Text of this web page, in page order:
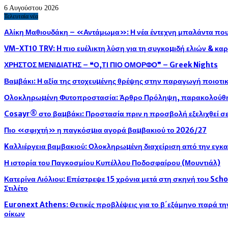
6 Αυγούστου 2026
Τελευταία νέα
Αλίκη Μαθιουδάκη – «Αντάμωμα»: Η νέα έντεχνη μπαλάντα
VM-XT10 TRV: H πιο ευέλικτη λύση για τη συγκοµιδή ελιών &
ΧΡΗΣΤΟΣ ΜΕΝΙΔΙΑΤΗΣ – ❝Ο,ΤΙ ΠΙΟ ΟΜΟΡΦΟ❞ – Greek Nights
Βαµβάκι: Η αξία της στοχευµένης θρέψης στην παραγωγή
Ολοκληρωµένη Φυτοπροστασία: Άρθρο Πρόληψη,
Cosayr® στο βαµβάκι: Προστασία πριν η προσβολή εξελιχθεί
Πιο «σφιχτή» η παγκόσµια αγορά βαµβακιού το 2026/27
Kαλλιέργεια βαμβακιού: Ολοκληρωµένη διαχείριση από την
Η ιστορία του Παγκοσμίου Κυπέλλου Ποδοσφαίρου (Μουντιάλ)
Κατερίνα Λιόλιου: Επέστρεψε 15 χρόνια μετά στη σκηνή του
Στιλέτο
Euronext Athens: Θετικές προβλέψεις για το β΄εξάμηνο παρά
οίκων